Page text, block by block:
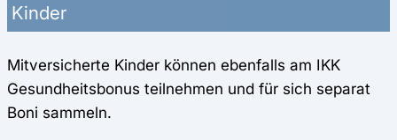
Kinder
Mitversicherte Kinder können ebenfalls am IKK
Gesundheitsbonus teilnehmen und für sich separat
Boni sammeln.